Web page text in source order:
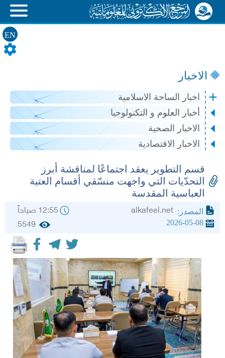
EN
الاخبار
اخبار الساحة الاسلامية
أخبار العلوم و التكنولوجيا
الاخبار الصحية
الاخبار الاقتصادية
قسم التطوير يعقد اجتماعًا لمناقشة أبرز
التحدّيات التي واجهت منسّقي أقسام العتبة
العباسية المقدسة
المصدر: 12:55 صباحاً
2026-05-08
5549